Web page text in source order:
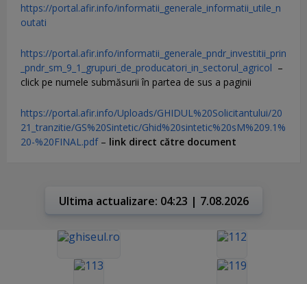
https://portal.afir.info/informatii_generale_informatii_utile_n
outati
https://portal.afir.info/informatii_generale_pndr_investitii_prin
_pndr_sm_9_1_grupuri_de_producatori_in_sectorul_agricol –
click pe numele submăsurii în partea de sus a paginii
https://portal.afir.info/Uploads/GHIDUL%20Solicitantului/20
21_tranzitie/GS%20Sintetic/Ghid%20sintetic%20sM%209.1%
20-%20FINAL.pdf– link direct către document
Ultima actualizare: 04:23 | 7.08.2026